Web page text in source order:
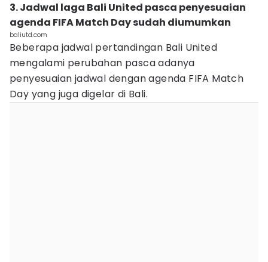
3. Jadwal laga Bali United pasca penyesuaian
agenda FIFA Match Day sudah diumumkan
baliutd.com
Beberapa jadwal pertandingan Bali United
mengalami perubahan pasca adanya
penyesuaian jadwal dengan agenda FIFA Match
Day yang juga digelar di Bali.